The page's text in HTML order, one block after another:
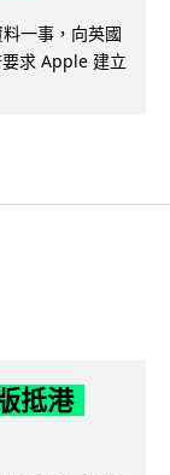
一事，向英國
求 Apple 建立
抵港